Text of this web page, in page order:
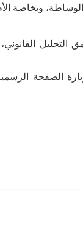
وبخاصة
الصفحة